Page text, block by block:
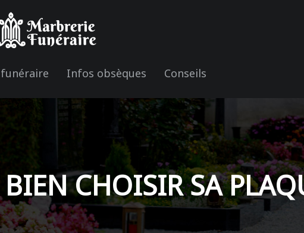
Infos obsèques Conseils
BIEN CHOISIR SA